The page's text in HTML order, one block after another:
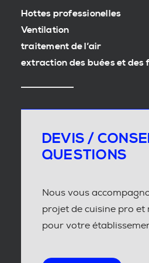
Hottes professionelles
Ventilation
traitement de l’air
extraction des buées et des
DEVIS /
QUESTIONS
Nous vous
projet de cuisine pro et
pour votre